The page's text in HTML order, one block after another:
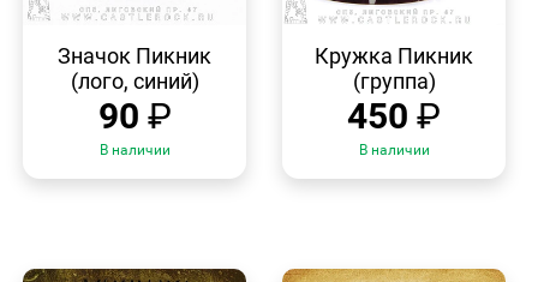
ПРОСМОТР
Значок Пикник
(лого, синий)
90 ₽
В наличии
ПРОСМОТР
Кружка Пикник
(группа)
450 ₽
В наличии